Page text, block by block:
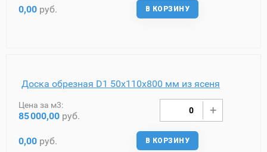
0,00 руб. В КОРЗИНУ
Доска обрезная D1 50х110х800 мм из ясеня
Цена за м3:
85000,00 руб.
0,00 руб. В КОРЗИНУ